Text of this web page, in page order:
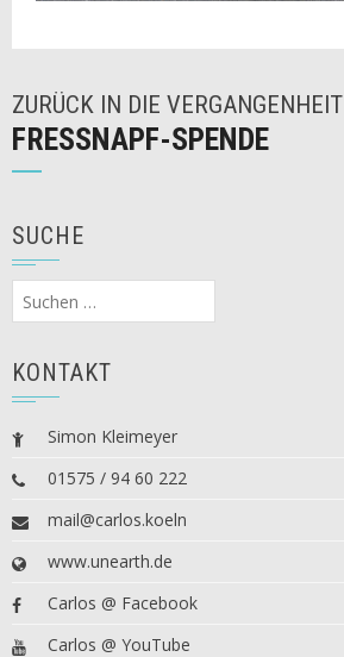
ZURÜCK IN DIE VERGANGENHEIT
FRESSNAPF-SPENDE
SUCHE
Suchen
nach:
KONTAKT
Simon Kleimeyer
01575 / 94 60 222
mail@carlos.koeln
www.unearth.de
Carlos @ Facebook
Carlos @ YouTube